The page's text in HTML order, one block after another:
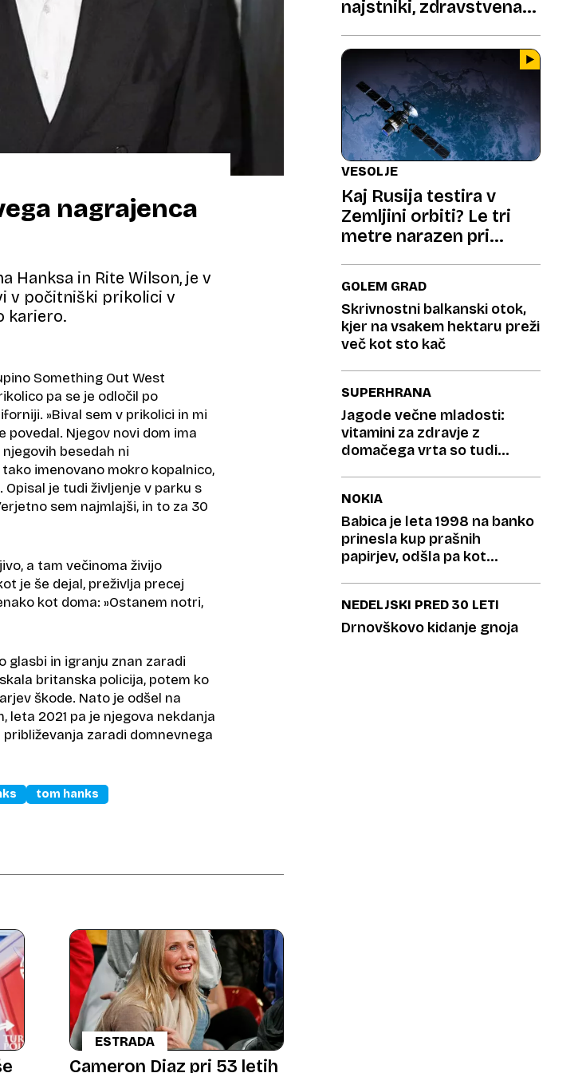
nagrajenca
Hanksa in Rite Wilson, je v
v počitniški prikolici v
kariero.
Something Out West
pa se je odločil po
»Bival sem v prikolici in mi
povedal. Njegov novi dom ima
besedah ni
imenovano mokro kopalnico,
je tudi življenje v parku s
sem najmlajši, in to za 30
a tam večinoma živijo
je še dejal, preživlja precej
kot doma: »Ostanem notri,
glasbi in igranju znan zaradi
britanska policija, potem ko
škode. Nato je odšel na
leta 2021 pa je njegova nekdanja
zaradi domnevnega
tom hanks
najstniki, zdravstvena
VESOLJE
Kaj Rusija testira v
Zemljini orbiti? Le tri
metre narazen pri
GOLEM GRAD
Skrivnostni balkanski otok,
kjer na vsakem hektaru preži
več kot sto kač
SUPERHRANA
Jagode večne mladosti:
vitamini za zdravje z
domačega vrta so tudi
NOKIA
Babica je leta 1998 na banko
prinesla kup prašnih
papirjev, odšla pa kot
NEDELJSKI PRED 30 LETI
Drnovškovo kidanje gnoja
ESTRADA
Cameron Diaz pri 53 letih